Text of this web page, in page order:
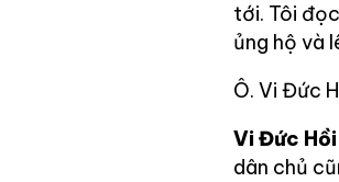
tới. Tôi
ủng hộ và
Ô. Vi Đức
Vi Đức
dân chủ